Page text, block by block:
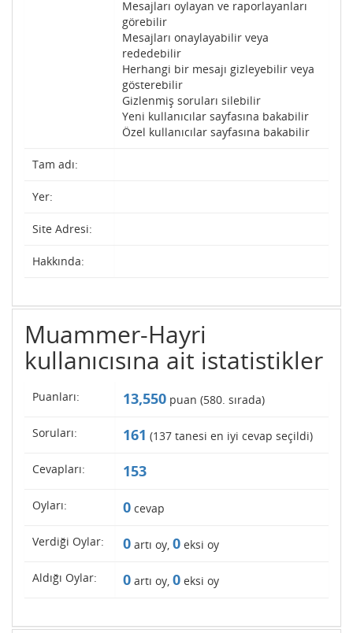
Mesajları oylayan ve raporlayanları
görebilir
Mesajları onaylayabilir veya
rededebilir
Herhangi bir mesajı gizleyebilir veya
gösterebilir
Gizlenmiş soruları silebilir
Yeni kullanıcılar sayfasına bakabilir
Özel kullanıcılar sayfasına bakabilir
Tam adı:
Yer:
Site Adresi:
Hakkında:
Muammer-Hayri
kullanıcısına ait istatistikler
Puanları: 13,550 puan (580. sırada)
Soruları: 161 (137 tanesi en iyi cevap seçildi)
Cevapları: 153
Oyları: 0 cevap
Verdiği Oylar: 0 artı oy, 0 eksi oy
Aldığı Oylar: 0 artı oy, 0 eksi oy